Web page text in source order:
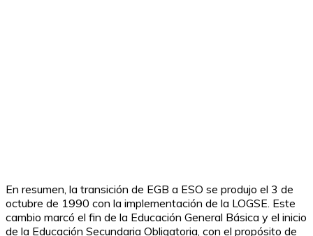
En resumen, la transición de EGB a ESO se produjo el 3 de
octubre de 1990 con la implementación de la LOGSE. Este
cambio marcó el fin de la Educación General Básica y el inicio
de la Educación Secundaria Obligatoria, con el propósito de